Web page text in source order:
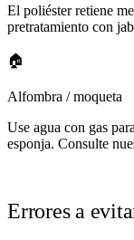
El poliéster retiene
pretratamiento con
🏠
Alfombra / moqueta
Use agua con gas
esponja. Consulte
Errores a